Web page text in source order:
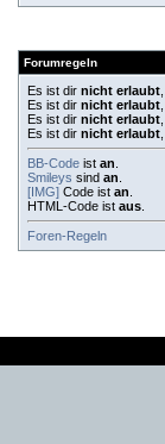
Forumregeln
Es ist dir nicht erlaubt
Es ist dir nicht erlaubt
Es ist dir nicht erlaubt
Es ist dir nicht erlaubt
BB-Code ist an
Smileys sind an
[IMG] Code ist an
HTML-Code ist aus
Foren-Regeln